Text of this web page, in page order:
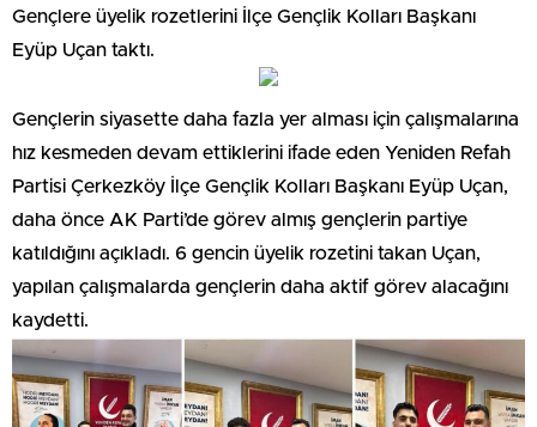
Gençlere üyelik rozetlerini İlçe Gençlik Kolları Başkanı
Eyüp Uçan taktı.
Gençlerin siyasette daha fazla yer alması için çalışmalarına
hız kesmeden devam ettiklerini ifade eden Yeniden Refah
Partisi Çerkezköy İlçe Gençlik Kolları Başkanı Eyüp Uçan,
daha önce AK Parti’de görev almış gençlerin partiye
katıldığını açıkladı. 6 gencin üyelik rozetini takan Uçan,
yapılan çalışmalarda gençlerin daha aktif görev alacağını
kaydetti.